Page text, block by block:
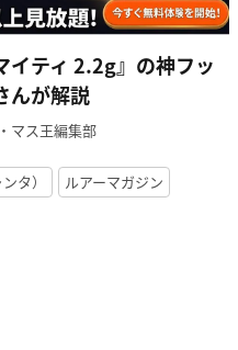
イティ 2.2g』の神フッ
んが解説
マス王編集部
タ）
ルアーマガジン